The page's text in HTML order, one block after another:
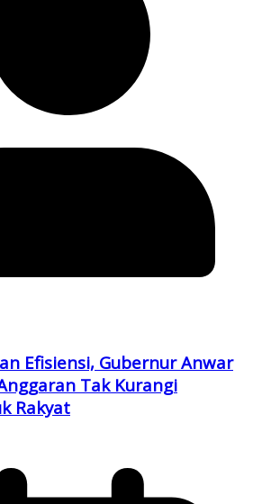
Efisiensi, Gubernur Anwar
Tak Kurangi
Rakyat